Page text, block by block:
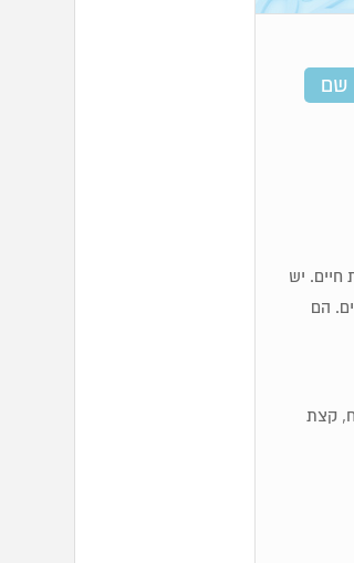
חיים. יש
הם
קצת